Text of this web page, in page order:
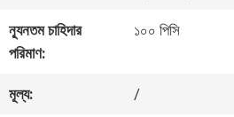
মান
ন্যূনতম চাহিদার
পরিমাণ:
১০০ পিসি
মূল্য: /